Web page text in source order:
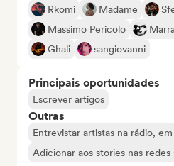
Rkomi Madame
Massimo Pericolo
Ghali
sangiovanni
Principais oportunidades
Escrever artigos
Outras
Entrevistar artistas na rádio,
Adicionar aos stories nas redes